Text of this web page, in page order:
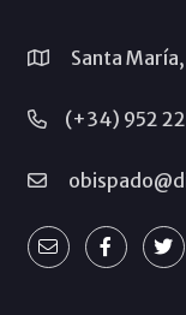
Santa
(+34) 952